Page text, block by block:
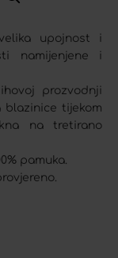
upojnost i
namijenjene i
prozvodnji
tijekom
na tretirano
pamuka.